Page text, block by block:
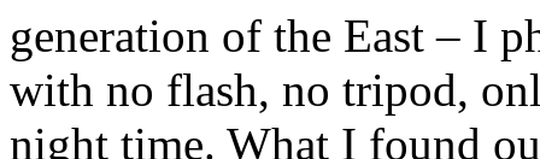
generation of the East – I
with no flash, no tripod,
night time. What I found